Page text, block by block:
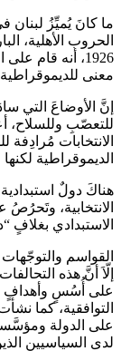
ما كانَ يُميِّزُ لبنان
الحروب الأهلية،
1926، أنه قام
معنى
إنَّ الأوضاعَ التي
للتعصّبِ وللسلاح،
الانتخابات مُرادِفة
الديموقراطية
هناكَ دولٌ
الانتخابية،
الاستبدادي بغلافٍ
القواسم
إلّاَ أنَّ هذه
على أُسُسٍ وأهدافٍ
التوافقية، كما
على الدولة
لدى السياسيين